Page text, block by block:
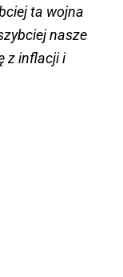
ta wojna
nasze
z inflacji i